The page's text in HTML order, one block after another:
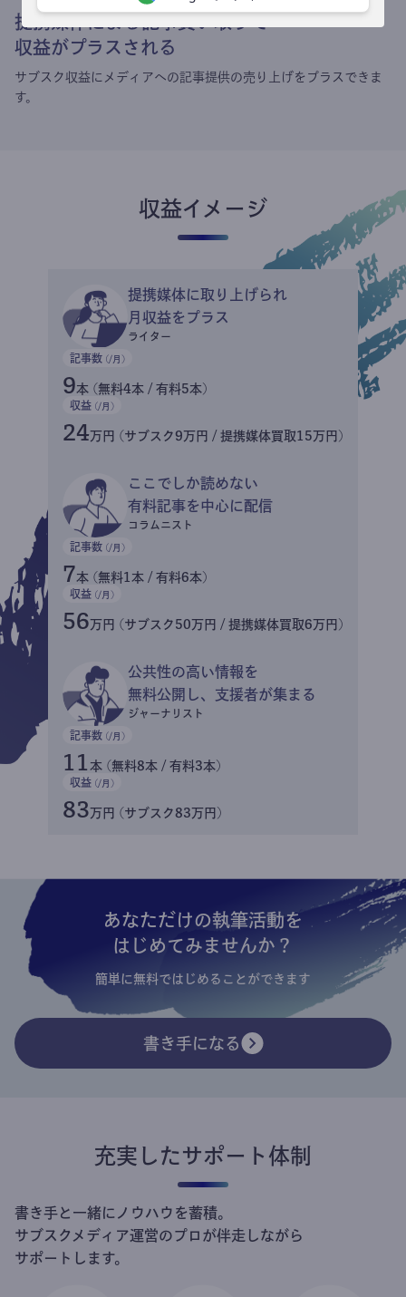
提携媒体による記事買い取りで
収益がプラスされる
サブスク収益にメディアへの記事提供の売り上げをプラスできま
す。
収益イメージ
提携媒体に取り上げられ
月収益をプラス
ライター
記事数 (/月)
9本 (無料4本 / 有料5本)
収益 (/月)
24万円 (サブスク9万円 / 提携媒体買取15万円)
ここでしか読めない
有料記事を中心に配信
コラムニスト
記事数 (/月)
7本 (無料1本 / 有料6本)
収益 (/月)
56万円 (サブスク50万円 / 提携媒体買取6万円)
公共性の高い情報を
無料公開し、支援者が集まる
ジャーナリスト
記事数 (/月)
11 本 (無料8本 / 有料3本)
収益 (/月)
83万円 (サブスク83万円)
あなただけの執筆活動を
はじめてみませんか？
簡単に無料ではじめることができます
書き手になる
充実したサポート体制
書き手と一緒にノウハウを蓄積。
サブスクメディア運営のプロが伴走しながら
サポートします。